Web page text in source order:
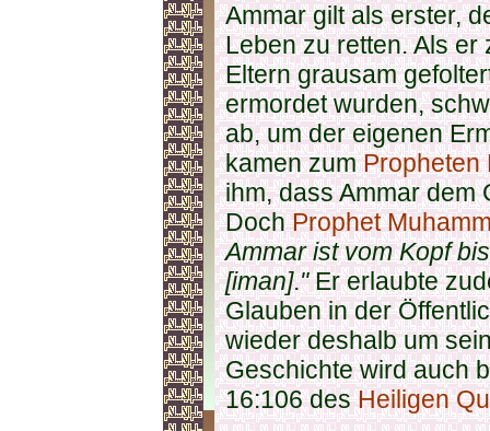
Ammar gilt als erster,
Leben zu retten. Als
Eltern grausam
ermordet wurden,
ab, um der eigenen
kamen zumPropheten
ihm, dass Ammar dem
DochProphet
Ammar ist vom Kopf
[iman]."Er erlaubte
Glauben in der
wieder deshalb um
Geschichte wird auch
16:106 desHeiligen